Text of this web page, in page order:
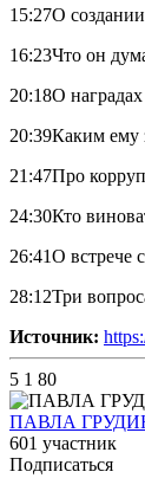
15:27​О
16:23​Что он
20:18​О наградах
20:39​Каким ему
21:47Про
24:30​Кто
26:41​О
28:12​Три
Источник:
5 1 80
ПАВЛА
601 участник
Подписаться